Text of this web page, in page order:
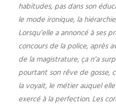
habitudes, pas dans son
le mode ironique, la
Lorsqu’elle a annoncé à ses
concours de la police, après
de la magistrature, ça n’a
pourtant son rêve de gosse,
la voyait, le métier auquel
exercé à la perfection. Les